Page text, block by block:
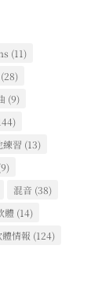
(11)
(28)
(9)
練習 (13)
混音 (38)
體 (14)
體情報 (124)